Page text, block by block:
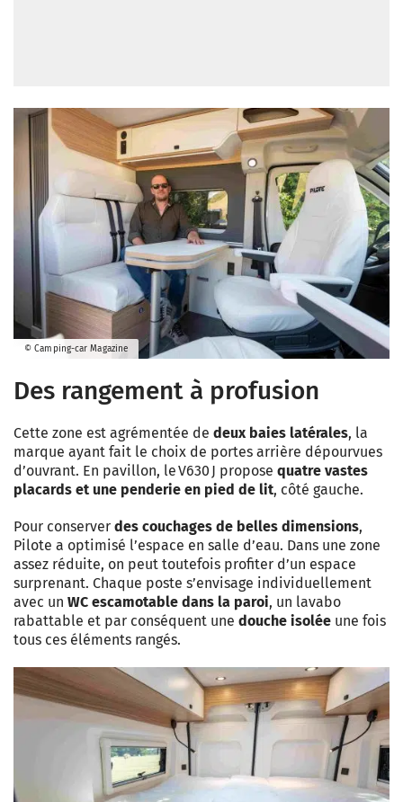
© Camping-car Magazine
Des rangement à profusion
Cette zone est agrémentée de deux baies latérales, la
marque ayant fait le choix de portes arrière dépourvues
d’ouvrant. En pavillon, le V630 J propose quatre vastes
placards et une penderie en pied de lit, côté gauche.
Pour conserver des couchages de belles dimensions,
Pilote a optimisé l’espace en salle d’eau. Dans une zone
assez réduite, on peut toutefois profiter d’un espace
surprenant. Chaque poste s’envisage individuellement
avec un WC escamotable dans la paroi, un lavabo
rabattable et par conséquent une douche isolée une fois
tous ces éléments rangés.